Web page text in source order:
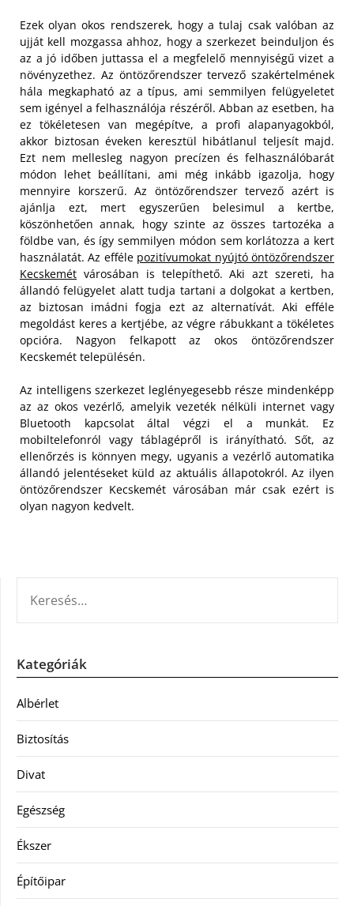
Ezek olyan okos rendszerek, hogy a tulaj csak valóban az
ujját kell mozgassa ahhoz, hogy a szerkezet beinduljon és
az a jó időben juttassa el a megfelelő mennyiségű vizet a
növényzethez. Az öntözőrendszer tervező szakértelmének
hála megkapható az a típus, ami semmilyen felügyeletet
sem igényel a felhasználója részéről. Abban az esetben, ha
ez tökéletesen van megépítve, a profi alapanyagokból,
akkor biztosan éveken keresztül hibátlanul teljesít majd.
Ezt nem mellesleg nagyon precízen és felhasználóbarát
módon lehet beállítani, ami még inkább igazolja, hogy
mennyire korszerű. Az öntözőrendszer tervező azért is
ajánlja ezt, mert egyszerűen belesimul a kertbe,
köszönhetően annak, hogy szinte az összes tartozéka a
földbe van, és így semmilyen módon sem korlátozza a kert
használatát. Az efféle pozitívumokat nyújtó öntözőrendszer
Kecskemét városában is telepíthető. Aki azt szereti, ha
állandó felügyelet alatt tudja tartani a dolgokat a kertben,
az biztosan imádni fogja ezt az alternatívát. Aki efféle
megoldást keres a kertjébe, az végre rábukkant a tökéletes
opcióra. Nagyon felkapott az okos öntözőrendszer
Kecskemét településén.
Az intelligens szerkezet leglényegesebb része mindenképp
az az okos vezérlő, amelyik vezeték nélküli internet vagy
Bluetooth kapcsolat által végzi el a munkát. Ez
mobiltelefonról vagy táblagépről is irányítható. Sőt, az
ellenőrzés is könnyen megy, ugyanis a vezérlő automatika
állandó jelentéseket küld az aktuális állapotokról. Az ilyen
öntözőrendszer Kecskemét városában már csak ezért is
olyan nagyon kedvelt.
Kategóriák
Albérlet
Biztosítás
Divat
Egészség
Ékszer
Építőipar